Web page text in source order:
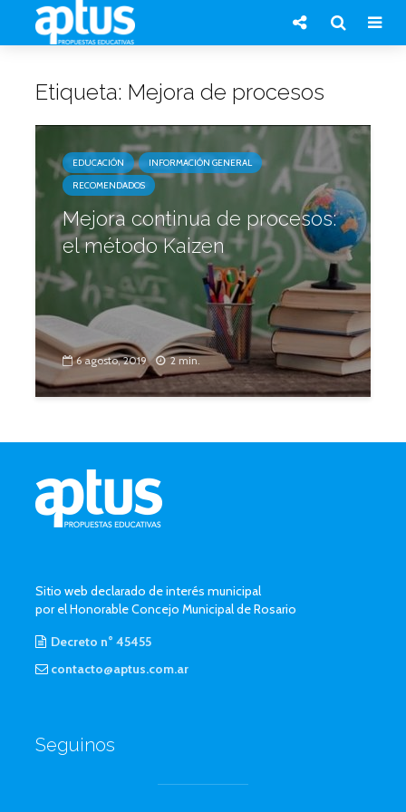
Etiqueta: Mejora de procesos
EDUCACIÓN
INFORMACIÓN GENERAL
RECOMENDADOS
Mejora continua de procesos:
el método Kaizen
6 agosto, 2019 2 min.
Sitio web declarado de interés municipal
por el Honorable Concejo Municipal de Rosario
Decreto n° 45455
contacto@aptus.com.ar
Seguinos